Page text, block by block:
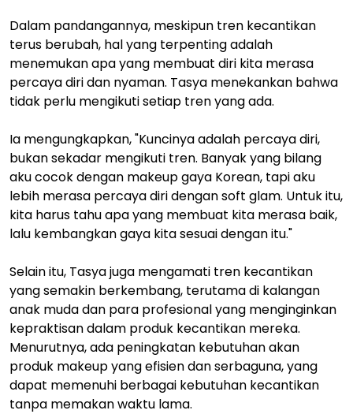
Dalam pandangannya, meskipun tren kecantikan
terus berubah, hal yang terpenting adalah
menemukan apa yang membuat diri kita merasa
percaya diri dan nyaman. Tasya menekankan bahwa
tidak perlu mengikuti setiap tren yang ada.
Ia mengungkapkan, "Kuncinya adalah percaya diri,
bukan sekadar mengikuti tren. Banyak yang bilang
aku cocok dengan makeup gaya Korean, tapi aku
lebih merasa percaya diri dengan soft glam. Untuk itu,
kita harus tahu apa yang membuat kita merasa baik,
lalu kembangkan gaya kita sesuai dengan itu."
Selain itu, Tasya juga mengamati tren kecantikan
yang semakin berkembang, terutama di kalangan
anak muda dan para profesional yang menginginkan
kepraktisan dalam produk kecantikan mereka.
Menurutnya, ada peningkatan kebutuhan akan
produk makeup yang efisien dan serbaguna, yang
dapat memenuhi berbagai kebutuhan kecantikan
tanpa memakan waktu lama.